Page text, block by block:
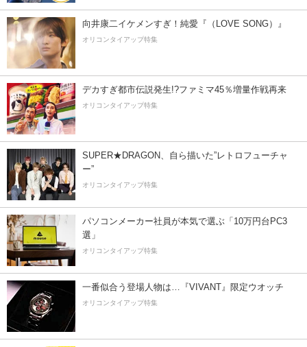
向井康二イケメンすぎ！純愛『（LOVE SONG）』
オリコンタイアップ特集
デカすぎ都市伝説発生!?ファミマ45％増量作戦再来
オリコンタイアップ特集
SUPER★DRAGON、自ら描いた”レトロフューチャ
ー”
オリコンタイアップ特集
パソコンメーカー社員が本気で選ぶ「10万円台PC3
選」
オリコンタイアップ特集
一番似合う登場人物は…『VIVANT』限定ウオッチ
オリコンタイアップ特集